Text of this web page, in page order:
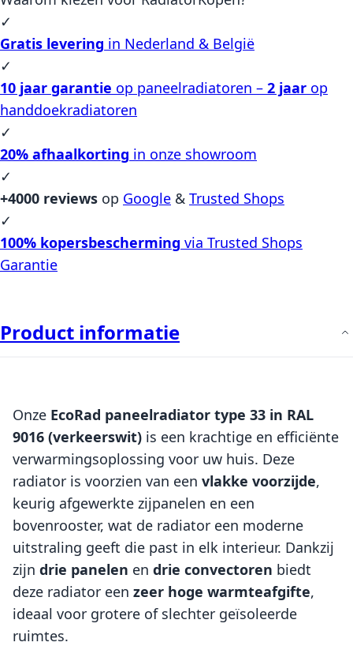
✓
Gratis levering in Nederland & België
✓
10 jaar garantie op paneelradiatoren – 2 jaar op
handdoekradiatoren
✓
20% afhaalkorting in onze showroom
✓
+4000 reviews op Google & Trusted Shops
✓
100% kopersbescherming via Trusted Shops
Garantie
Product informatie
Onze EcoRad paneelradiator type 33 in RAL
9016 (verkeerswit) is een krachtige en efficiënte
verwarmingsoplossing voor uw huis. Deze
radiator is voorzien van een vlakke voorzijde,
keurig afgewerkte zijpanelen en een
bovenrooster, wat de radiator een moderne
uitstraling geeft die past in elk interieur. Dankzij
zijn drie panelen en drie convectoren biedt
deze radiator een zeer hoge warmteafgifte,
ideaal voor grotere of slechter geïsoleerde
ruimtes.